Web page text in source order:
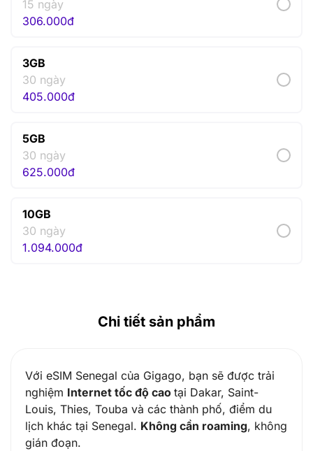
15 ngày
306.000đ
3GB
30 ngày
405.000đ
5GB
30 ngày
625.000đ
10GB
30 ngày
1.094.000đ
Chi tiết sản phẩm
Với eSIM Senegal của Gigago, bạn sẽ được trải
nghiệm Internet tốc độ cao tại Dakar, Saint-
Louis, Thies, Touba và các thành phố, điểm du
lịch khác tại Senegal. Không cần roaming, không
gián đoạn.